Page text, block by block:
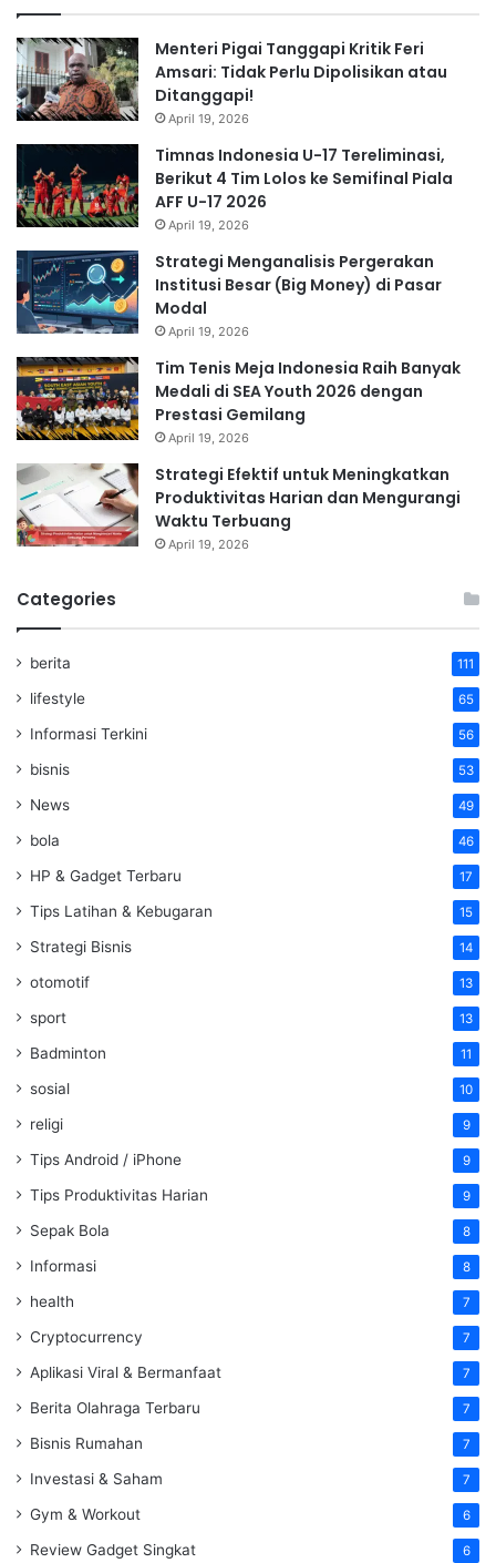
Menteri Pigai Tanggapi Kritik Feri
Amsari: Tidak Perlu Dipolisikan atau
Ditanggapi!
April 19, 2026
Timnas Indonesia U-17 Tereliminasi,
Berikut 4 Tim Lolos ke Semifinal Piala
AFF U-17 2026
April 19, 2026
Strategi Menganalisis Pergerakan
Institusi Besar (Big Money) di Pasar
Modal
April 19, 2026
Tim Tenis Meja Indonesia Raih Banyak
Medali di SEA Youth 2026 dengan
Prestasi Gemilang
April 19, 2026
Strategi Efektif untuk Meningkatkan
Produktivitas Harian dan Mengurangi
Waktu Terbuang
April 19, 2026
Categories
berita 111
lifestyle 65
Informasi Terkini 56
bisnis 53
News 49
bola 46
HP & Gadget Terbaru 17
Tips Latihan & Kebugaran 15
Strategi Bisnis 14
otomotif 13
sport 13
Badminton 11
sosial 10
religi 9
Tips Android / iPhone 9
Tips Produktivitas Harian 9
Sepak Bola 8
Informasi 8
health 7
Cryptocurrency 7
Aplikasi Viral & Bermanfaat 7
Berita Olahraga Terbaru 7
Bisnis Rumahan 7
Investasi & Saham 7
Gym & Workout 6
Review Gadget Singkat 6